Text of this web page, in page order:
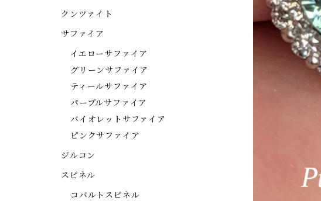
クンツァイト
サファイア
イエローサファイア
グリーンサファイア
ティールサファイア
パープルサファイア
バイオレットサファイア
ピンクサファイア
ジルコン
スピネル
コバルトスピネル